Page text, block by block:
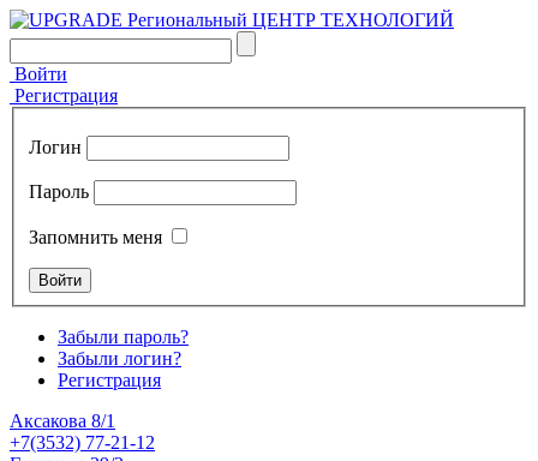
Войти
Регистрация
Логин
Пароль
Запомнить меня
Забыли пароль?
Забыли логин?
Регистрация
Аксакова 8/1
+7(3532) 77-21-12